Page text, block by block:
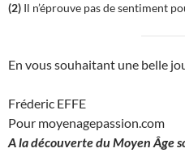
(2) Il n’éprouve pas de sentiment
En vous souhaitant une belle
Fréderic EFFE
Pour moyenagepassion.com
A la découverte du Moyen Âge